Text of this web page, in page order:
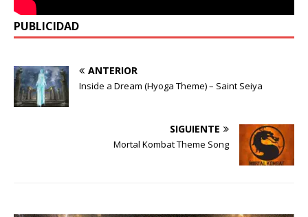
PUBLICIDAD
ANTERIOR
Inside a Dream (Hyoga Theme) – Saint Seiya
SIGUIENTE
Mortal Kombat Theme Song